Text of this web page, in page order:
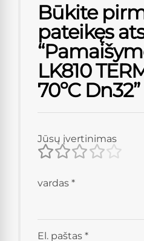
Būkite
pateikęs
LK810
70ºC Dn32”
Jūsų įvertinimas
vardas *
El. paštas *